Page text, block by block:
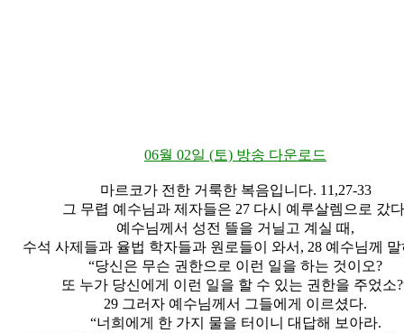
06월 02일 (토) 방송 다운로드
마르코가 전한 거룩한 복음입니다. 11,27-33
그 무렵 예수님과 제자들은 27 다시 예루살렘으로 갔
예수님께서 성전 뜰을 거닐고 계실 때,
수석 사제들과 율법 학자들과 원로들이 와서, 28 예수님께
“당신은 무슨 권한으로 이런 일을 하는 것이오?
또 누가 당신에게 이런 일을 할 수 있는 권한을 주었소
29 그러자 예수님께서 그들에게 이르셨다.
“너희에게 한 가지 물을 터이니 대답해 보아라.